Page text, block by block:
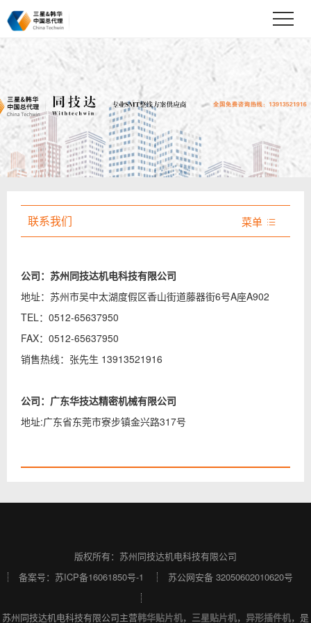
联系我们 菜单 
公司：苏州同技达机电科技有限公司
地址：苏州市吴中太湖度假区香山街道藤器街6号A座A902
TEL：0512-65637950
FAX：0512-65637950
销售热线：张先生 13913521916
公司： 广东华技达精密机械有限公司
地址:广东省东莞市寮步镇金兴路317号
版权所有：苏州同技达机电科技有限公司
备案号： 苏ICP备16061850号-1 苏公网安备 32050602010620号
苏州同技达机电科技有限公司主营韩华贴片机， 三星贴片机， 异形插件机，是